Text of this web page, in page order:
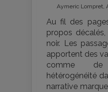
Aymeric Lompret,
Au fil des
propos
noir. Les
apportent des
comme
hétérogénéité
narrative